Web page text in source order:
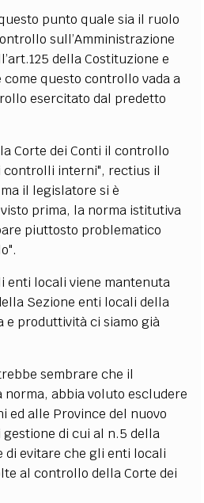
punto quale sia il ruolo
sull’Amministrazione
della Costituzione e
questo controllo vada a
esercitato dal predetto
Corte dei Conti il controllo
controlli interni", rectius il
il legislatore si è
prima, la norma istitutiva
piuttosto problematico
enti locali viene mantenuta
Sezione enti locali della
e produttività ci siamo già
sembrare che il
abbia voluto escludere
ed alle Province del nuovo
di cui al n.5 della
di evitare che gli enti locali
al controllo della Corte dei